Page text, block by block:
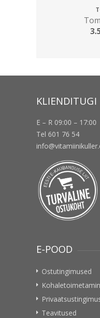
KLIENDITUGI
E – R 09:00 – 17:00
Tel 601 76 54
E-POOD
Ostutingimused
Teavitused